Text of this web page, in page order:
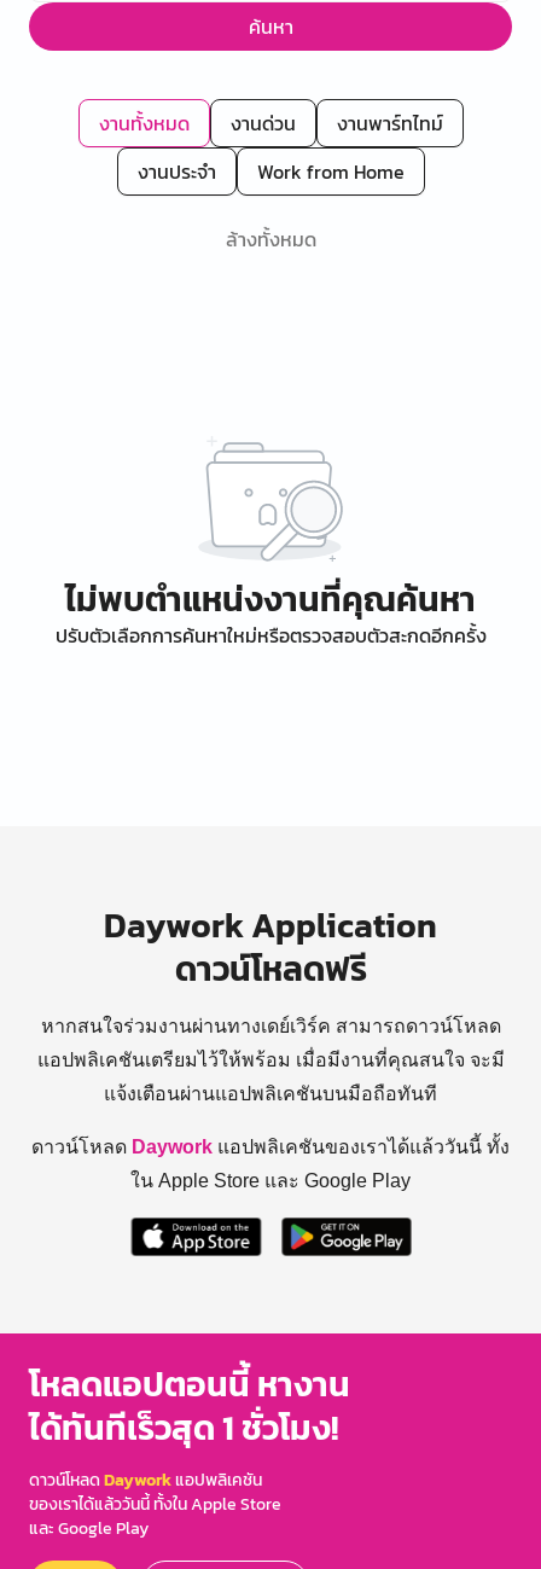
ค้นหา
งานทั้งหมด งานด่วน
งานพาร์ทไทม์
งานประจำ
Work from Home
ล้างทั้งหมด
ไม่พบตำแหน่งงานที่คุณค้นหา
ปรับตัวเลือกการค้นหาใหม่หรือตรวจสอบตัวสะกดอีกครั้ง
Daywork Application
ดาวน์โหลดฟรี
หากสนใจร่วมงานผ่านทางเดย์เวิร์ค สามารถดาวน์โหลด
แอปพลิเคชันเตรียมไว้ให้พร้อม เมื่อมีงานที่คุณสนใจ จะมี
แจ้งเตือนผ่านแอปพลิเคชันบนมือถือทันที
ดาวน์โหลด Daywork แอปพลิเคชันของเราได้แล้ววันนี้ ทั้ง
ใน Apple Store และ Google Play
โหลดแอปตอนนี้ หางาน
ได้ทันทีเร็วสุด 1 ชั่วโมง!
ดาวน์โหลดDayworkแอปพลิเคชัน
ของเราได้แล้ววันนี้ ทั้งใน Apple Store
และ Google Play